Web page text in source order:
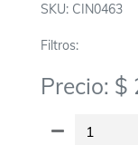
SKU: CIN0463
Filtros:
Precio: